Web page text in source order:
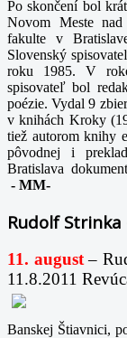
Po skončení bol
Novom Meste
fakulte v
Slovenský
roku 1985. V
spisovateľ bol
poézie. Vydal 9
v knihách Kroky
tiež autorom knihy
pôvodnej i
Bratislava
- MM-
Rudolf
11. august –
11.8.2011
Banskej Štiavnici,